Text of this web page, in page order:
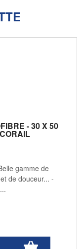
- 30 X 50
gamme de
de douceur... -